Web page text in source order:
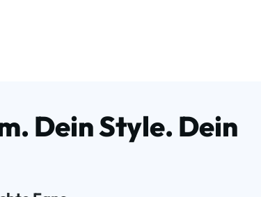
Dein Style. Dein